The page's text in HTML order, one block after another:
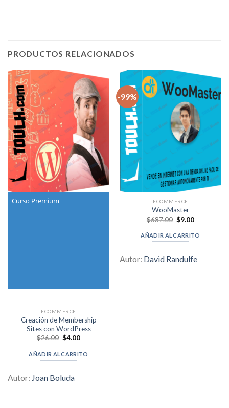
PRODUCTOS RELACIONADOS
Curso Premium
ECOMMERCE
Creación de Membership
Sites con WordPress
$26.00 Original
was:
$26.00.
$4.00Current
is:
$4.00.
AÑADIR AL CARRITO
Autor: Joan Boluda
-99%
ECOMMERCE
WooMaster
$687.00 Original
price
was:
$687.00.
$9.00Current
is:
$9.00.
AÑADIR AL CARRITO
Autor: David Randulfe